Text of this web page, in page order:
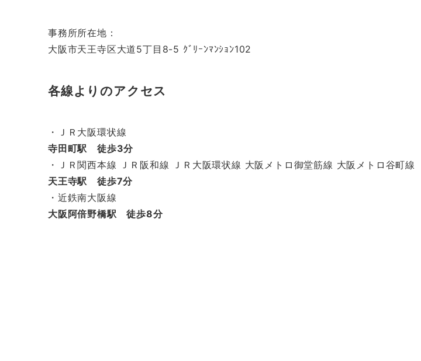
事務所所在地：
大阪市天王寺区大道5丁目8-5 ｸﾞﾘｰﾝﾏﾝｼｮﾝ102
各線よりのアクセス
・ＪＲ大阪環状線
寺田町駅 徒歩3分
・ＪＲ関西本線 ＪＲ阪和線 ＪＲ大阪環状線 大阪メトロ御堂筋線 大阪メトロ谷町線
天王寺駅 徒歩7分
・近鉄南大阪線
大阪阿倍野橋駅 徒歩8分